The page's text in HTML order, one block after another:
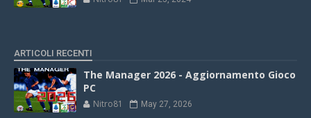
ARTICOLI RECENTI
The Manager 2026 - Aggiornamento Gioco
PC
Nitro81 May 27, 2026